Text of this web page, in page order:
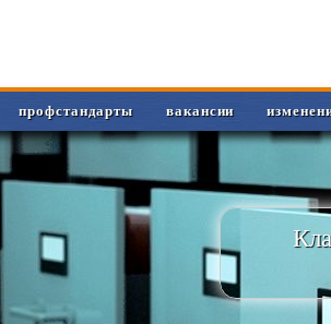
профстандарты вакансии